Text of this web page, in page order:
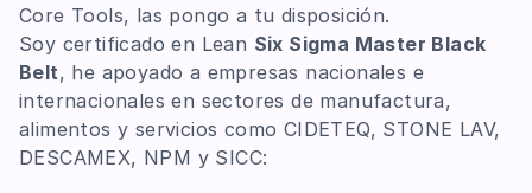
Core Tools, las pongo a tu disposición.
Soy certificado en Lean Six Sigma Master Black
Belt, he apoyado a empresas nacionales e
internacionales en sectores de manufactura,
alimentos y servicios como CIDETEQ, STONE LAV,
DESCAMEX, NPM y SICC: